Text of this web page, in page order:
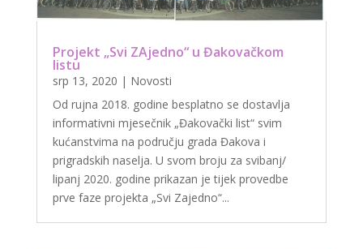
Projekt „Svi ZAjedno“ u Đakovačkom
listu
srp 13, 2020 | Novosti
Od rujna 2018. godine besplatno se dostavlja
informativni mjesečnik „Đakovački list“ svim
kućanstvima na području grada Đakova i
prigradskih naselja. U svom broju za svibanj/
lipanj 2020. godine prikazan je tijek provedbe
prve faze projekta „Svi Zajedno“...